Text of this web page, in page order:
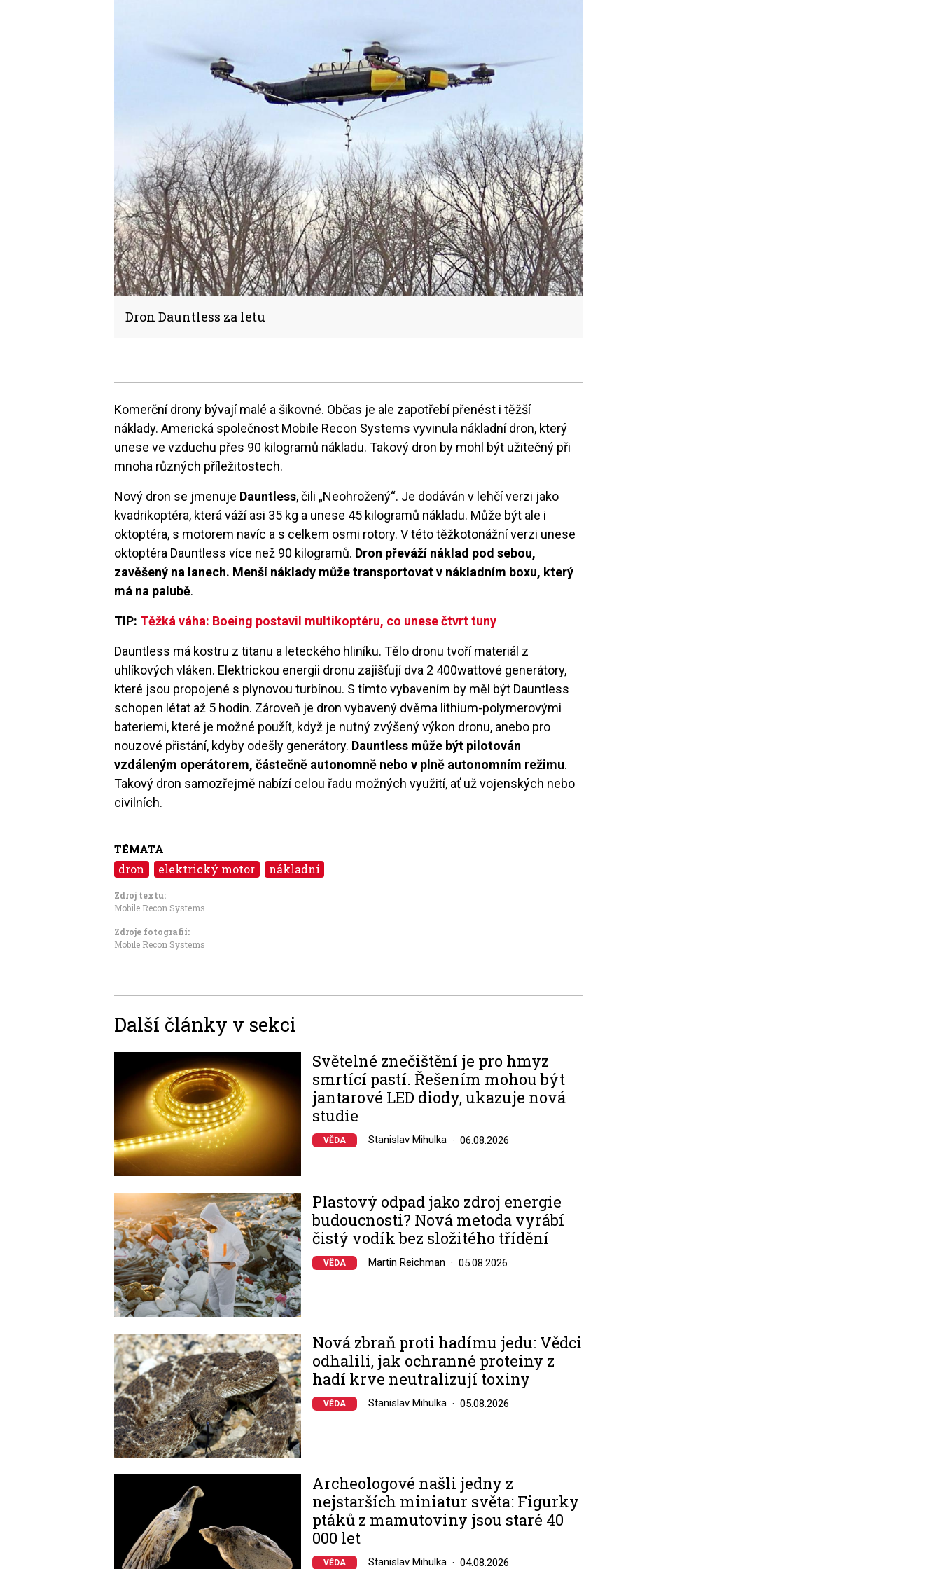
Dron Dauntless za letu
Komerční drony bývají malé a šikovné. Občas je ale zapotřebí přenést i těžší
náklady. Americká společnost Mobile Recon Systems vyvinula nákladní dron, který
unese ve vzduchu přes 90 kilogramů nákladu. Takový dron by mohl být užitečný při
mnoha různých příležitostech.
Nový dron se jmenuje Dauntless, čili „Neohrožený“. Je dodáván v lehčí verzi jako
kvadrikoptéra, která váží asi 35 kg a unese 45 kilogramů nákladu. Může být ale i
oktoptéra, s motorem navíc a s celkem osmi rotory. V této těžkotonážní verzi unese
oktoptéra Dauntless více než 90 kilogramů. Dron převáží náklad pod sebou,
zavěšený na lanech. Menší náklady může transportovat v nákladním boxu, který
má na palubě.
TIP: Těžká váha: Boeing postavil multikoptéru, co unese čtvrt tuny
Dauntless má kostru z titanu a leteckého hliníku. Tělo dronu tvoří materiál z
uhlíkových vláken. Elektrickou energii dronu zajišťují dva 2 400wattové generátory,
které jsou propojené s plynovou turbínou. S tímto vybavením by měl být Dauntless
schopen létat až 5 hodin. Zároveň je dron vybavený dvěma lithium-polymerovými
bateriemi, které je možné použít, když je nutný zvýšený výkon dronu, anebo pro
nouzové přistání, kdyby odešly generátory. Dauntless může být pilotován
vzdáleným operátorem, částečně autonomně nebo v plně autonomním režimu.
Takový dron samozřejmě nabízí celou řadu možných využití, ať už vojenských nebo
civilních.
TÉMATA
dron elektrický motor nákladní
Zdroj textu:
Mobile Recon Systems
Zdroje fotografii:
Mobile Recon Systems
Další články v sekci
Světelné znečištění je pro hmyz
smrtící pastí. Řešením mohou být
jantarové LED diody, ukazuje nová
studie
VĚDA Stanislav Mihulka 06.08.2026
Image
Plastový odpad jako zdroj energie
budoucnosti? Nová metoda vyrábí
čistý vodík bez složitého třídění
VĚDA Martin Reichman 05.08.2026
Image
Nová zbraň proti hadímu jedu: Vědci
odhalili, jak ochranné proteiny z
hadí krve neutralizují toxiny
VĚDA Stanislav Mihulka 05.08.2026
Archeologové našli jedny z
nejstarších miniatur světa: Figurky
ptáků z mamutoviny jsou staré 40
000 let
VĚDA Stanislav Mihulka 04.08.2026